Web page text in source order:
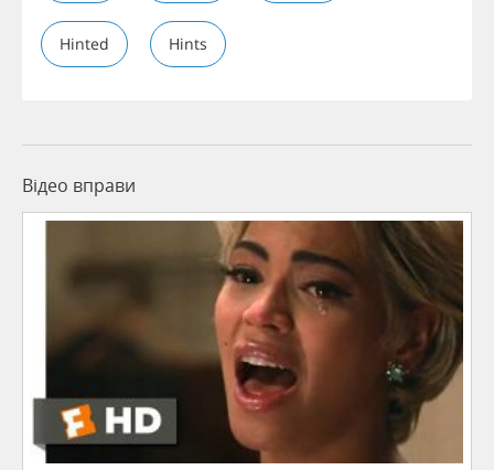
Hinted Hints
Відео вправи